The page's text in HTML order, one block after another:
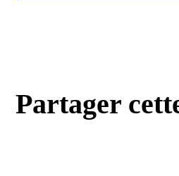
Partager